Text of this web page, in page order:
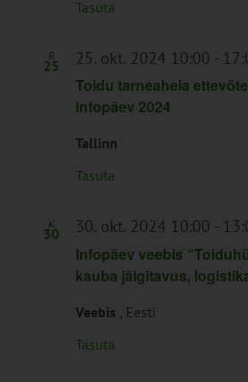
Tasuta
R
25 25. okt. 2024 10:00 -
Toidu tarneahela
infopäev 2024
Tallinn
Tasuta
K
30 30. okt. 2024 10:00 -
Infopäev veebis
kauba jälgitavus,
Veebis , Eesti
Tasuta